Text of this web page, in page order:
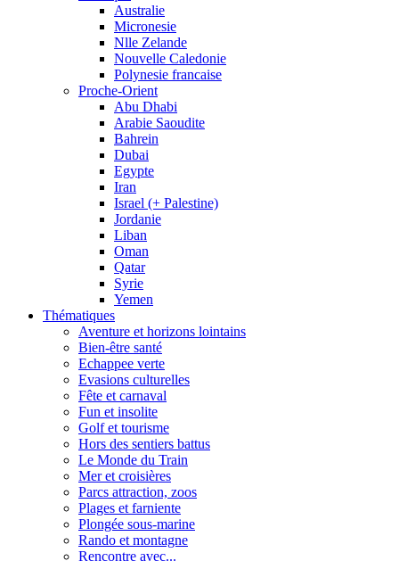
Australie
Micronesie
Nlle Zelande
Nouvelle Caledonie
Polynesie francaise
Proche-Orient
Abu Dhabi
Arabie Saoudite
Bahrein
Dubai
Egypte
Iran
Israel (+ Palestine)
Jordanie
Liban
Oman
Qatar
Syrie
Yemen
Thématiques
Aventure et horizons lointains
Bien-être santé
Echappee verte
Evasions culturelles
Fête et carnaval
Fun et insolite
Golf et tourisme
Hors des sentiers battus
Le Monde du Train
Mer et croisières
Parcs attraction, zoos
Plages et farniente
Plongée sous-marine
Rando et montagne
Rencontre avec...